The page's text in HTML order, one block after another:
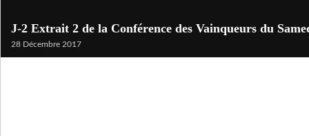
J-2 Extrait 2 de la Conférence des Vainqueurs du
28 Décembre 2017